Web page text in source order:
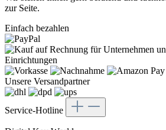
zur Seite.
Einfach bezahlen
Unsere Versandpartner
Service-Hotline